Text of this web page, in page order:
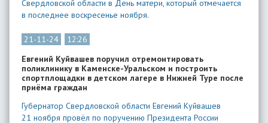
Свердловской области в День матери, который отмечается
в последнее воскресенье ноября.
21-11-24
12:26
Евгений Куйвашев поручил отремонтировать
поликлинику в Каменске-Уральском и построить
спортплощадки в детском лагере в Нижней Туре после
приёма граждан
Губернатор Свердловской области Евгений Куйвашев
21 ноября провёл по поручению Президента России